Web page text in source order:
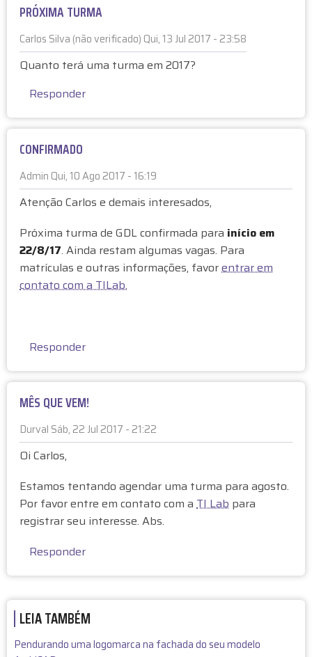
o
k
PRÓXIMA TURMA
Carlos Silva (não verificado) Qui, 13 Jul 2017 - 23:58
Quanto terá uma turma em 2017?
Responder
CONFIRMADO
Admin Qui, 10 Ago 2017 - 16:19
E
m
e
s
p
o
P
r
ó
i
m
a
t
u
r
m
o
a
r
Atenção Carlos e demais interesados,
Próxima turma de GDL confirmada para início em
22/8/17. Ainda restam algumas vagas. Para
matrículas e outras informações, favorentrar em
contato com a TILab.
Responder
MÊS QUE VEM!
Durval Sáb, 22 Jul 2017 - 21:22
Oi Carlos,
Estamos tentando agendar uma turma para agosto.
Por favor entre em contato com a TI Lab para
registrar seu interesse. Abs.
Responder
LEIA TAMBÉM
Pendurando uma logomarca na fachada do seu modelo